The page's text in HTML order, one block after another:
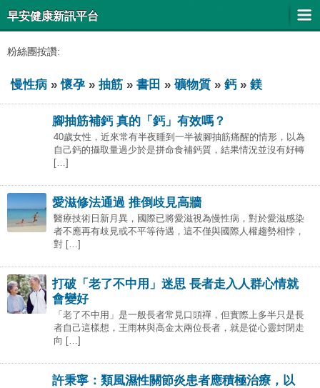
早安健康新訊平台
粉絲團按讚:
慢性病 »懷孕 » 抽筋 » 書田 » 礦物質 » 鈣» 鎂
腳抽筋補鈣 真的「鈣」有效嗎？
40歲女性，近來常有半夜睡到一半被腳抽筋痛醒的情形，以為
自己鈣的攝取量過少於是拼命食補鈣質，結果情況並沒有好轉
[…]
愛滋修法通過 推倒歧見高牆
醫療技術日新月異，國際已將愛滋視為慢性病，對於愛滋感染
者不應再有歧見或不平等待遇，這不僅與國際人權趨勢相悖，
對 […]
打破「老了不中用」迷思 長者走入人群心情就
會變好
「老了不中用」是一般長者常見口頭禪，但實際上多半只是長
者自己這樣想，王雨林與高金太兩位長者，就是從心靈封閉走
向 […]
許秉寧：類風濕性關節炎患者應積極治療，以